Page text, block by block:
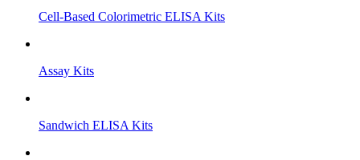
Cell-Based Colorimetric ELISA Kits
Assay Kits
Sandwich ELISA Kits